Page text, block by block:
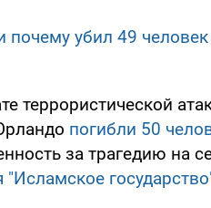
почему убил 49 человек
террористической
погибли 50
за трагедию на
"Исламское